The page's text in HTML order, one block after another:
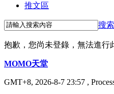
推文區
搜索
抱歉，您尚未登錄，無法進行
MOMO天堂
GMT+8, 2026-8-7 23:57 ,